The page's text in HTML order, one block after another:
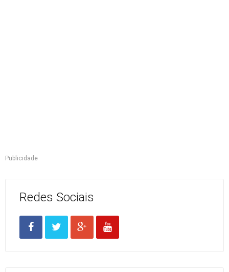
Publicidade
Redes Sociais